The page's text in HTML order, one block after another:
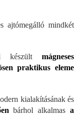
ajtómegálló mindkét
készült mágneses
praktikus eleme
kialakításának és
bárhol alkalmas a